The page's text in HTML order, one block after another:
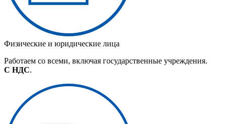
Физические и юридические лица
Работаем со всеми, включая государственные учреждения.
С НДС.